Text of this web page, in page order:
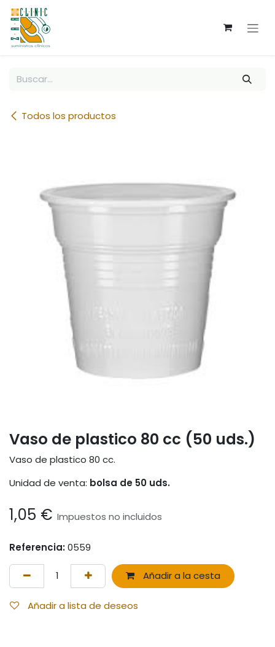
Ir al contenido
Todos los productos
Vaso de plastico 80 cc (50 uds.)
Vaso de plastico 80 cc.
Unidad de venta: bolsa de 50 uds.
1,05 € Impuestos no incluidos
Referencia:0559
Añadir a la cesta
Añadir a lista de deseos